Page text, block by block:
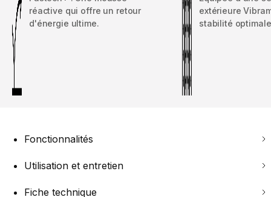
réactive qui offre un retour
d'énergie ultime.
extérieure
stabilité
Fonctionnalités
Utilisation et entretien
Fiche technique